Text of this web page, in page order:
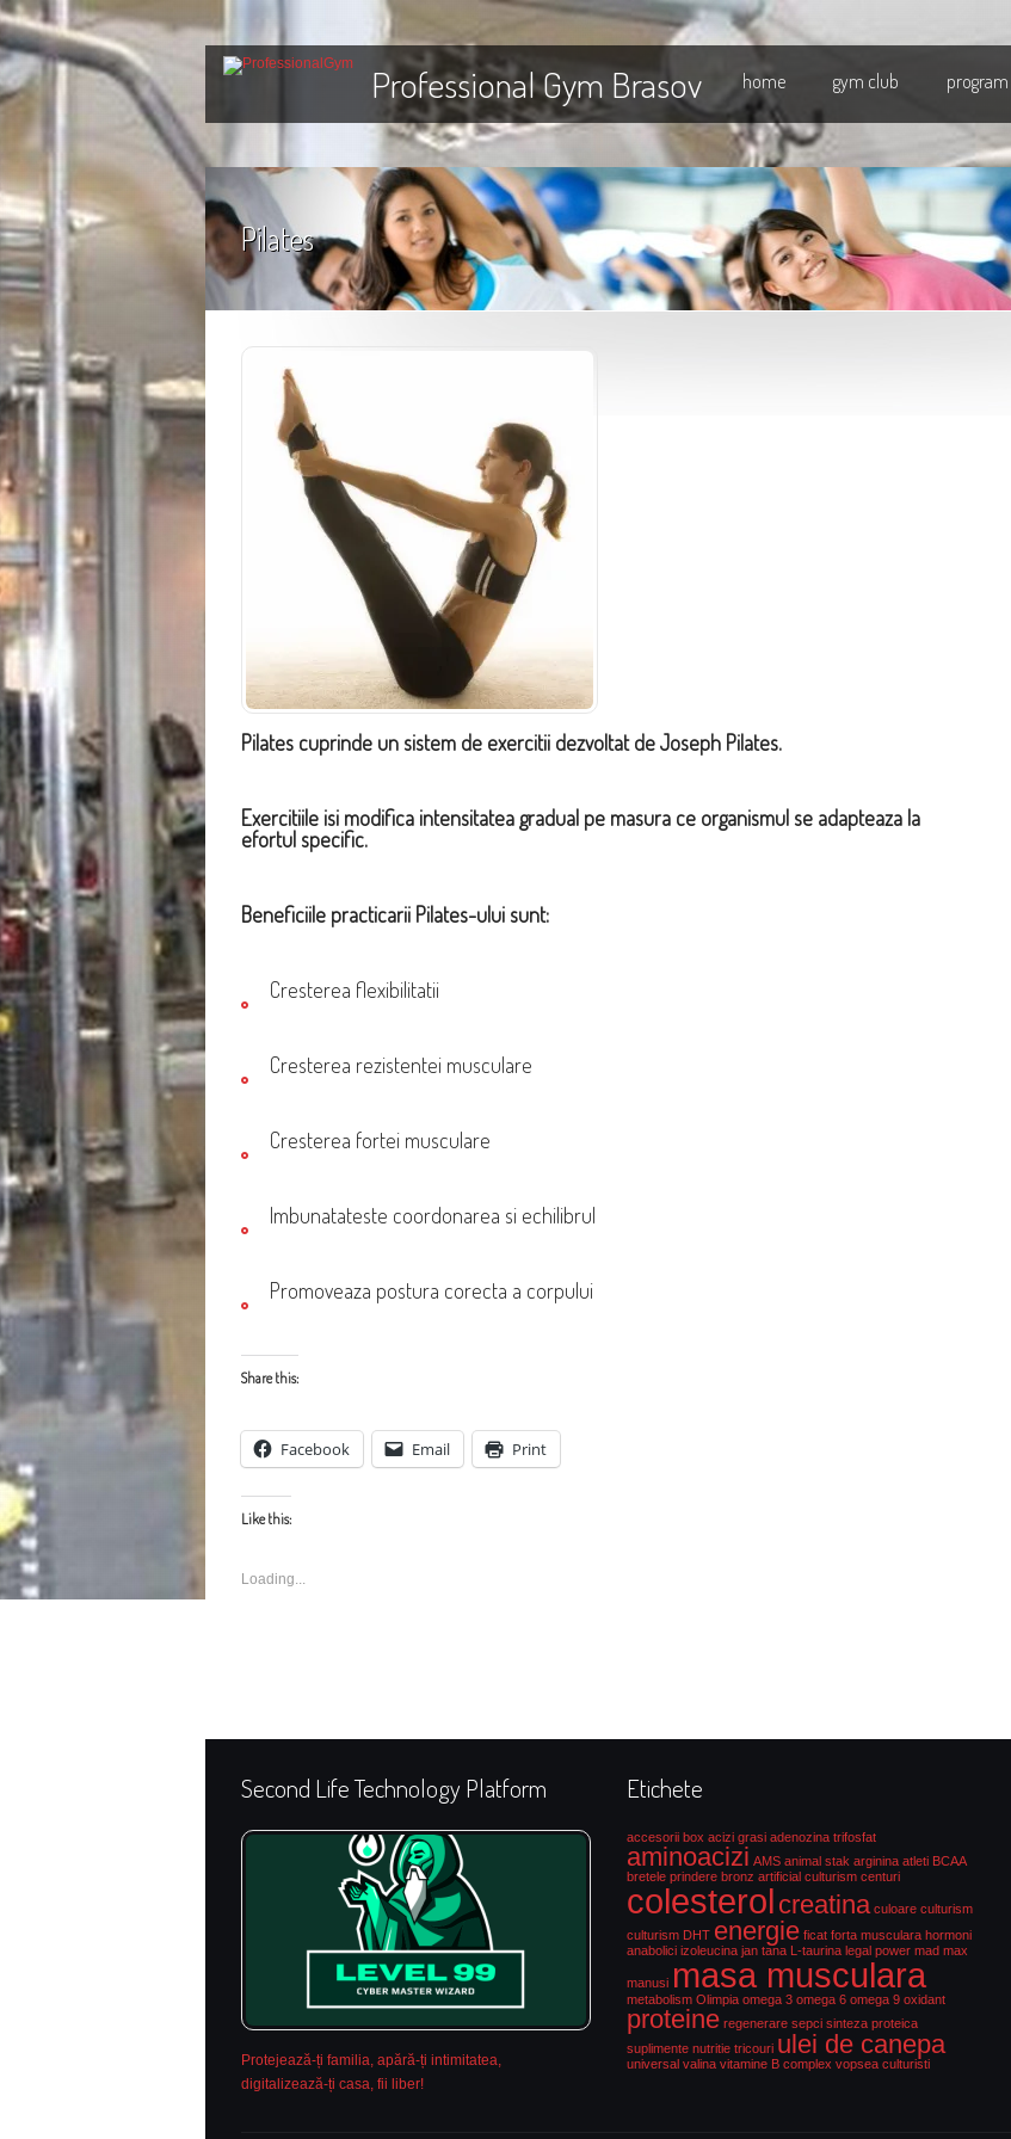
Professional Gym Brasov home gym club program
Pilates
Pilates cuprinde un sistem de exercitii dezvoltat de Joseph Pilates.
Exercitiile isi modifica intensitatea gradual pe masura ce organismul se adapteaza la
efortul specific.
Beneficiile practicarii Pilates-ului sunt:
Cresterea flexibilitatii
Cresterea rezistentei musculare
Cresterea fortei musculare
Imbunatateste coordonarea si echilibrul
Promoveaza postura corecta a corpului
Share this:
Facebook Email Print
Like this:
Loading...
Second Life Technology Platform
Protejează-ți familia, apără-ți intimitatea,
digitalizează-ți casa, fii liber!
Etichete
accesorii box acizi grasi adenozina trifosfat
aminoacizi AMS animal stak arginina atleti BCAA
bretele prindere bronz artificial culturism centuri
colesterol creatina culoare culturism
culturism DHT energie ficat forta musculara hormoni
anabolici izoleucina jan tana L-taurina legal power mad max
manusi masa musculara
metabolism Olimpia omega 3 omega 6 omega 9 oxidant
proteine regenerare sepci sinteza proteica
suplimente nutritie tricouri ulei de canepa
universal valina vitamine B complex vopsea culturisti